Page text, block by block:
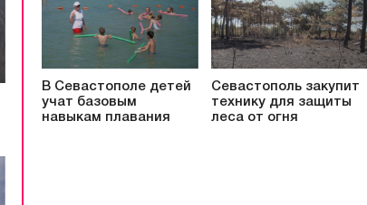
В Севастополе детей
учат базовым
навыкам плавания
Севастополь закупит
технику для защиты
леса от огня